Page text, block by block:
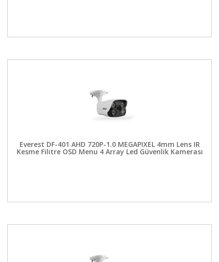
Everest DF-401 AHD 720P-1.0 MEGAPIXEL 4mm Lens IR
Kesme Filitre OSD Menu 4 Array Led Güvenlik Kamerası